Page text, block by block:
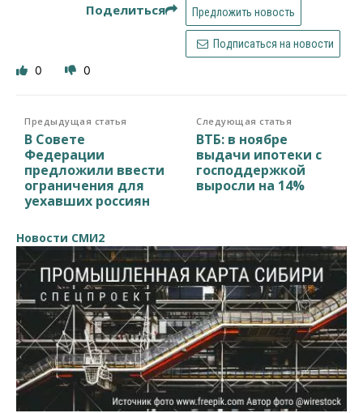
Поделиться Предложить новость
Подписаться на новости
0 0
Предыдущая статья
В Совете
Федерации
предложили ввести
ограничения для
уехавших россиян
Следующая статья
ВТБ: в ноябре
выдачи ипотеки с
господдержкой
выросли на 14%
Новости СМИ2